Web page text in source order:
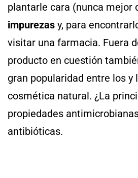
plantarle cara (nunca mejor
impurezas y, para
visitar una farmacia. Fuera
producto en cuestión
gran popularidad entre los y
cosmética natural. ¿La
propiedades
antibióticas.